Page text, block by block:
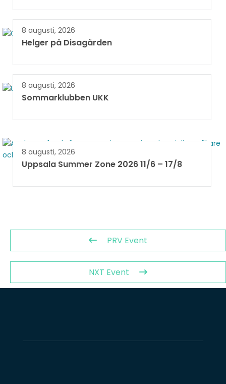
8 augusti, 2026
Helger på Disagården
8 augusti, 2026
Sommarklubben UKK
8 augusti, 2026
Uppsala Summer Zone 2026 11/6 – 17/8 ​
PRV Event
NXT Event